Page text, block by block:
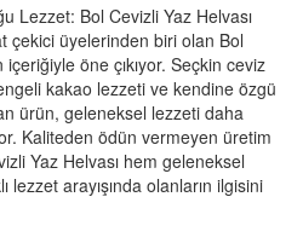
Lezzet: Bol Cevizli Yaz Helvası
çekici üyelerinden biri olan Bol
öne çıkıyor. Seçkin ceviz
kakao lezzeti ve kendine özgü
ürün, geleneksel lezzeti daha
Kaliteden ödün vermeyen üretim
Yaz Helvası hem geleneksel
lezzet arayışında olanların ilgisini